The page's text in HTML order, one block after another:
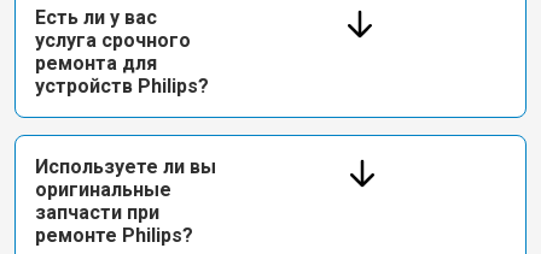
Есть ли у вас
услуга срочного
ремонта для
устройств Philips?
Используете ли вы
оригинальные
запчасти при
ремонте Philips?